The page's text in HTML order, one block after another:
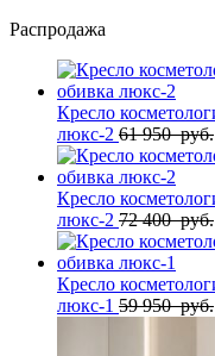
Распродажа
Кресло
люкс-2 61 950руб.
Кресло
люкс-2 72 400руб.
Кресло
люкс-1 59 950руб.